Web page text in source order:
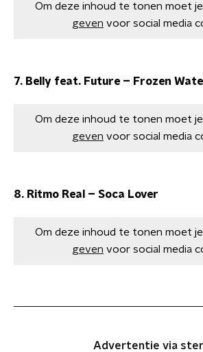
Om deze inhoud te tonen moet je
geven voor social media
7. Belly feat. Future – Frozen
Om deze inhoud te tonen moet je
geven voor social media
8. Ritmo Real – Soca Lover
Om deze inhoud te tonen moet je
geven voor social media
Advertentie via